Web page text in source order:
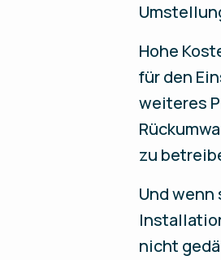
Hohe
für den
weiteres
zu
Und
nicht